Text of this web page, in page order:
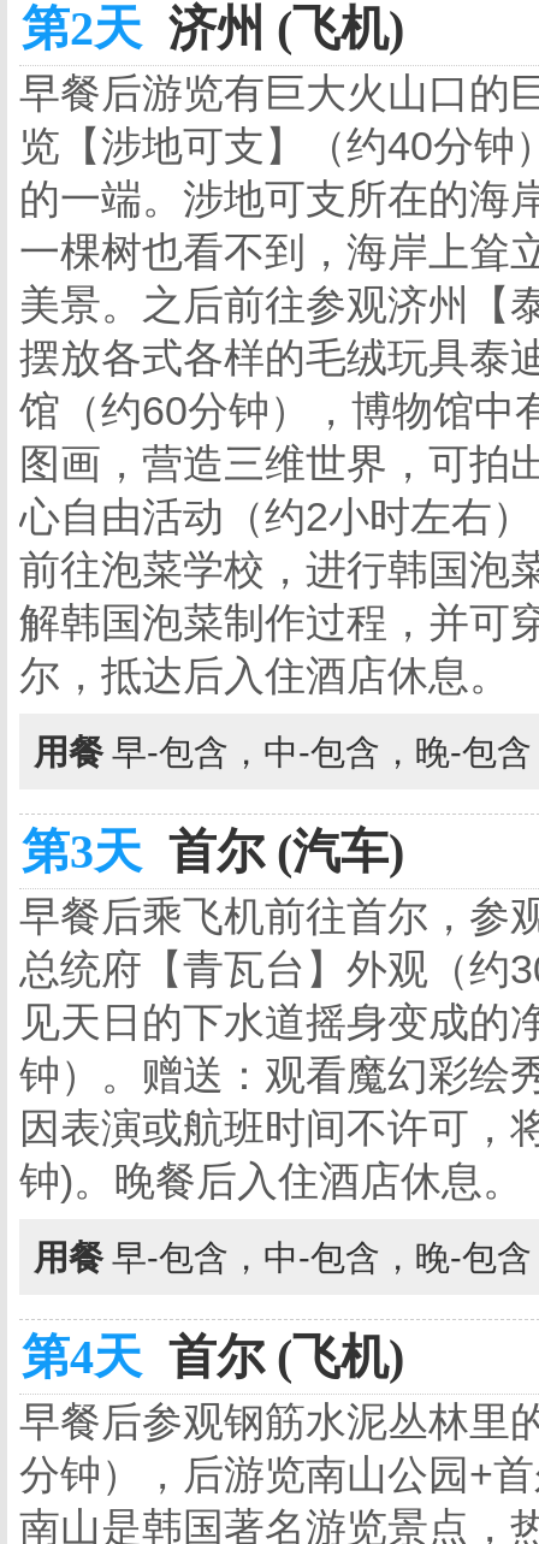
第2天 济州 (飞机)
早餐后游览有巨大火山口的
览【涉地可支】（约40分钟
的一端。涉地可支所在的海
一棵树也看不到，海岸上耸
美景。之后前往参观济州【
摆放各式各样的毛绒玩具泰
馆（约60分钟），博物馆中
图画，营造三维世界，可拍
心自由活动（约2小时左右
前往泡菜学校，进行韩国泡
解韩国泡菜制作过程，并可
尔，抵达后入住酒店休息。
用餐 早-包含，中-包含，晚-包
第3天 首尔 (汽车)
早餐后乘飞机前往首尔，参
总统府【青瓦台】外观（约
见天日的下水道摇身变成的
钟）。赠送：观看魔幻彩绘
因表演或航班时间不许可，
钟)。晚餐后入住酒店休息。
用餐 早-包含，中-包含，晚-包
第4天 首尔 (飞机)
早餐后参观钢筋水泥丛林里
分钟），后游览南山公园+
南山是韩国著名游览景点，